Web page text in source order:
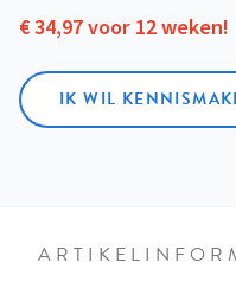
€ 34,97 voor 12 weken!
IK WIL